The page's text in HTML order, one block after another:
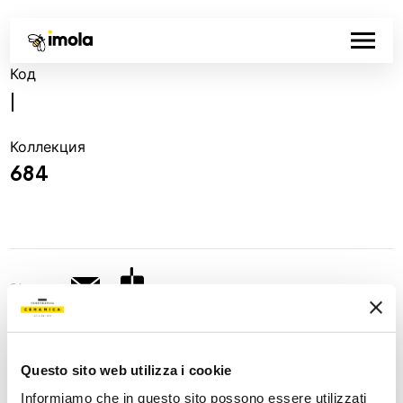
Questo sito web utilizza i cookie
Informiamo che in questo sito possono essere utilizzati
Код
Коллекция
684
Share: